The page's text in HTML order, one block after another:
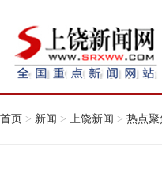
首页 > 新闻 > 上饶新闻 > 热点聚